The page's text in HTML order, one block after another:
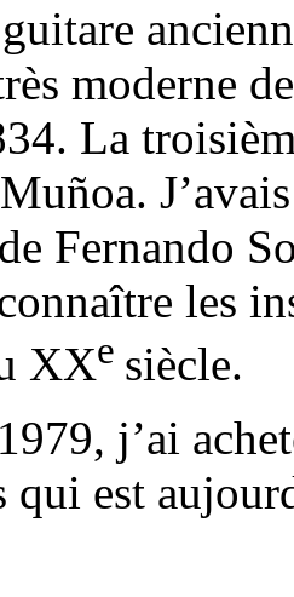
moderne
La
Fernando
les
XXe siècle.
j’ai
qui est